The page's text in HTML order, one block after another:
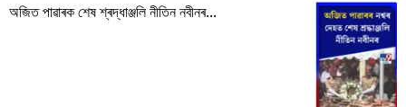
অজিত পাৱাৰক শেষ শ্ৰদ্ধাঞ্জলি নীতিন নবীনৰ...